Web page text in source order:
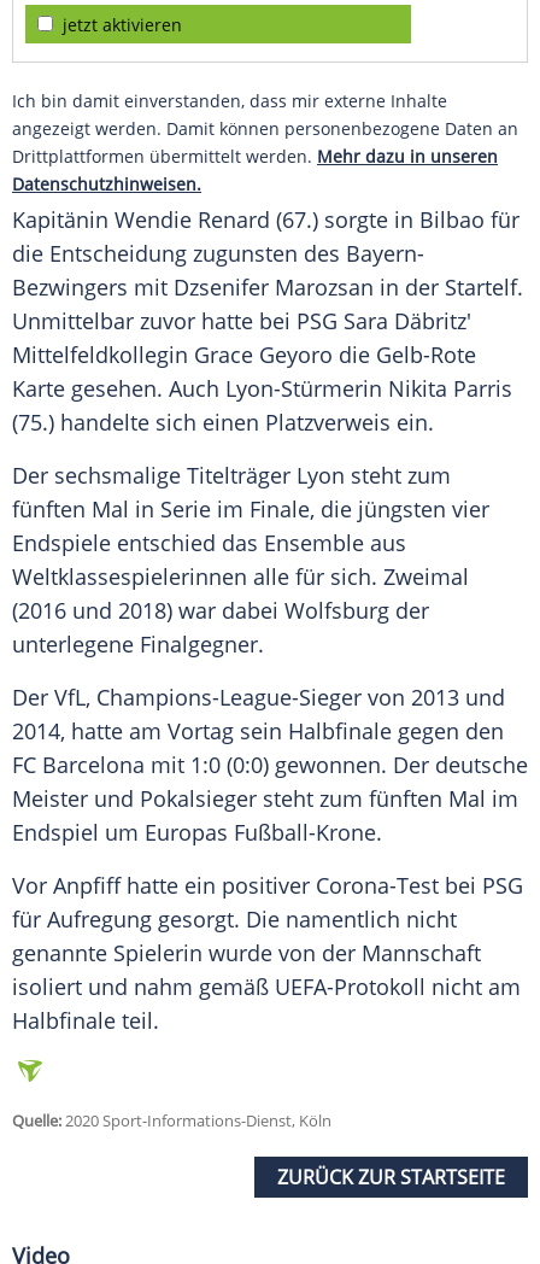
jetzt aktivieren
Ich bin damit einverstanden, dass mir externe Inhalte
angezeigt werden. Damit können personenbezogene Daten an
Drittplattformen übermittelt werden. Mehr dazu in unseren
Datenschutzhinweisen.
Kapitänin Wendie Renard (67.) sorgte in Bilbao für
die Entscheidung zugunsten des Bayern-
Bezwingers mit Dzsenifer Marozsan in der Startelf.
Unmittelbar zuvor hatte bei PSG Sara Däbritz'
Mittelfeldkollegin Grace Geyoro die Gelb-Rote
Karte gesehen. Auch Lyon-Stürmerin Nikita Parris
(75.) handelte sich einen Platzverweis ein.
Der sechsmalige Titelträger Lyon steht zum
fünften Mal in Serie im Finale, die jüngsten vier
Endspiele entschied das Ensemble aus
Weltklassespielerinnen alle für sich. Zweimal
(2016 und 2018) war dabei Wolfsburg der
unterlegene Finalgegner.
Der VfL, Champions-League-Sieger von 2013 und
2014, hatte am Vortag sein Halbfinale gegen den
FC Barcelona mit 1:0 (0:0) gewonnen. Der deutsche
Meister und Pokalsieger steht zum fünften Mal im
Endspiel um Europas Fußball-Krone.
Vor Anpfiff hatte ein positiver Corona-Test bei PSG
für Aufregung gesorgt. Die namentlich nicht
genannte Spielerin wurde von der Mannschaft
isoliert und nahm gemäß UEFA-Protokoll nicht am
Halbfinale teil.
Quelle:2020 Sport-Informations-Dienst, Köln
ZURÜCK ZUR STARTSEITE
Video